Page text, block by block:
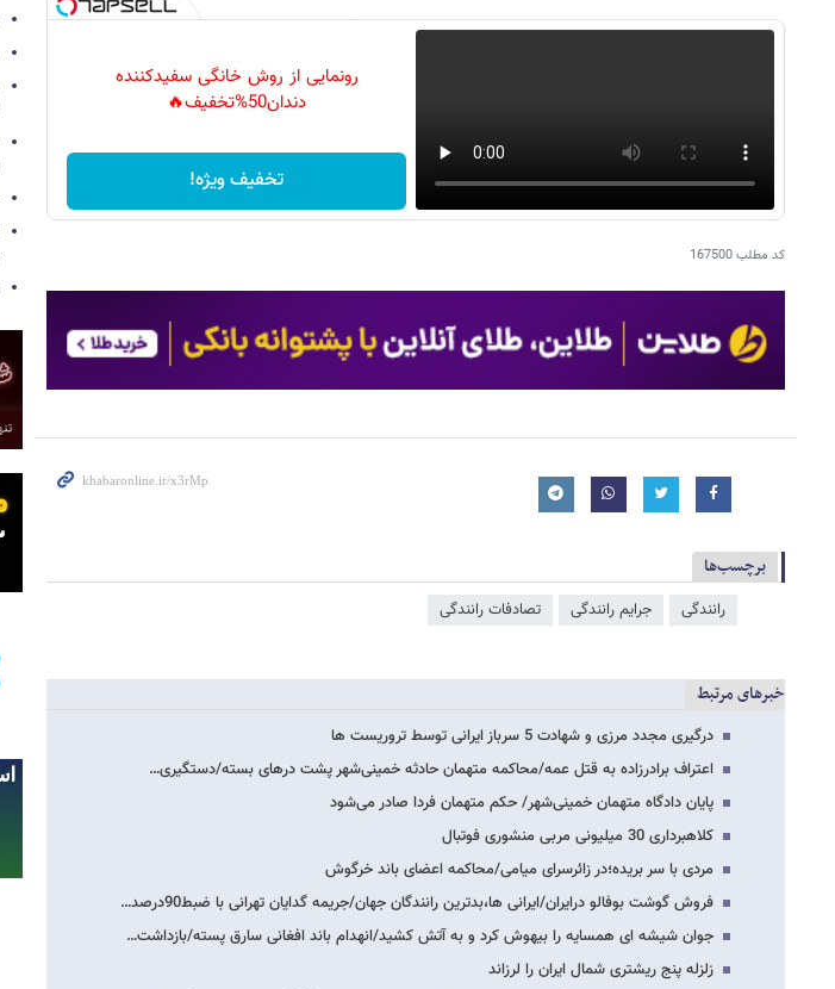
رونمایی از روش خانگی سفیدکننده
دندان50%تخفیف🔥
تخفیف ویژه!
کد مطلب167500
برچسب‌ها
رانندگی جرایم رانندگی تصادفات رانندگی
خبرهای مرتبط
درگیری مجدد مرزی و شهادت 5 سرباز ایرانی توسط تروریست ها
اعتراف برادرزاده به قتل عمه/محاکمه متهمان حادثه خمینی‌شهر پشت درهای بسته/دستگیری…
پایان دادگاه متهمان خمینی‌شهر/ حکم متهمان فردا صادر می‌شود
کلاهبرداری 30 میلیونی مربی منشوری فوتبال
مردی با سر بریده؛در زائرسرای میامی/محاکمه اعضای باند خرگوش
فروش گوشت بوفالو درایران/ایرانی ها،بدترین رانندگان جهان/جریمه گدایان تهرانی با ضبط90درصد…
جوان شیشه ای همسایه را بیهوش کرد و به آتش کشید/انهدام باند افغانی سارق پسته/بازداشت…
زلزله پنج ریشتری شمال ایران را لرزاند